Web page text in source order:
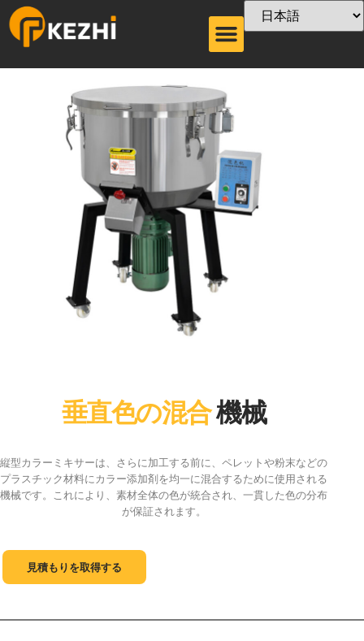
縦型混色機
垂直色の混合機械
縦型カラーミキサーは、さらに加工する前に、ペレットや粉末などの
プラスチック材料にカラー添加剤を均一に混合するために使用される
機械です。これにより、素材全体の色が統合され、一貫した色の分布
が保証されます。
見積もりを取得する